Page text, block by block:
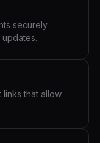
securely
updates.
that allow